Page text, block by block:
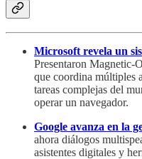
Microsoft revela un
Presentaron Magnetic-
que coordina múltiples
tareas complejas del
operar un navegador.
Google avanza en la
ahora diálogos
asistentes digitales y